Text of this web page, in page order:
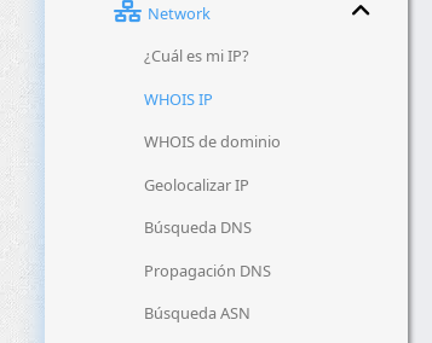
Network
¿Cuál es mi IP?
WHOIS IP
WHOIS de dominio
Geolocalizar IP
Búsqueda DNS
Propagación DNS
Búsqueda ASN